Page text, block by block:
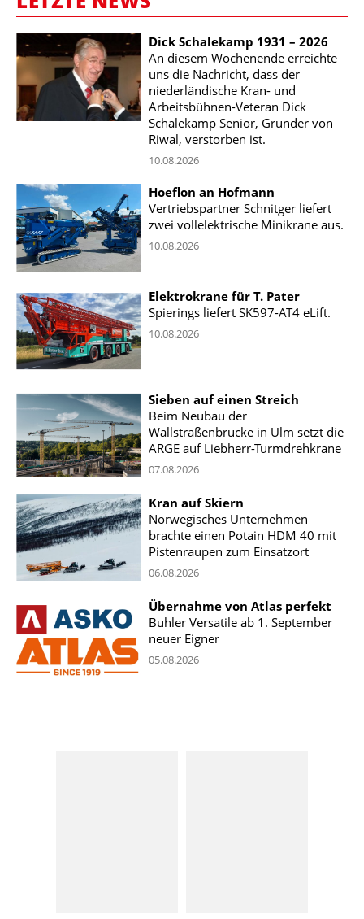
Dick Schalekamp 1931 – 2026
An diesem Wochenende erreichte
uns die Nachricht, dass der
niederländische Kran- und
Arbeitsbühnen-Veteran Dick
Schalekamp Senior, Gründer von
Riwal, verstorben ist.
10.08.2026
Hoeflon an Hofmann
Vertriebspartner Schnitger liefert
zwei vollelektrische Minikrane aus.
10.08.2026
Elektrokrane für T. Pater
Spierings liefert SK597-AT4 eLift.
10.08.2026
Sieben auf einen Streich
Beim Neubau der
Wallstraßenbrücke in Ulm setzt die
ARGE auf Liebherr-Turmdrehkrane
07.08.2026
Kran auf Skiern
Norwegisches Unternehmen
brachte einen Potain HDM 40 mit
Pistenraupen zum Einsatzort
06.08.2026
Übernahme von Atlas perfekt
Buhler Versatile ab 1. September
neuer Eigner
05.08.2026